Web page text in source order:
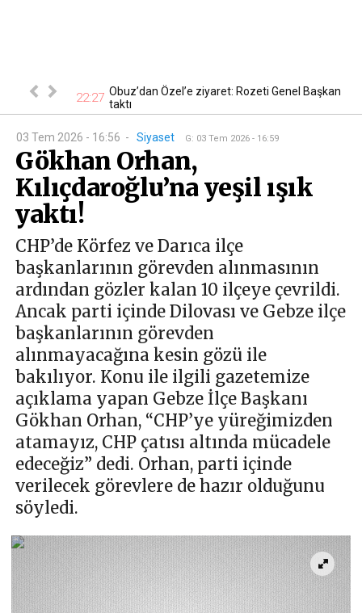
ucuzu 115 22:27 Obuz’dan Özel’e ziyaret: Rozeti Genel Başkan
taktı
03 Tem 2026 - 16:56 - Siyaset G: 03 Tem 2026 - 16:59
Gökhan Orhan,
Kılıçdaroğlu’na yeşil ışık
yaktı!
CHP’de Körfez ve Darıca ilçe
başkanlarının görevden alınmasının
ardından gözler kalan 10 ilçeye çevrildi.
Ancak parti içinde Dilovası ve Gebze ilçe
başkanlarının görevden
alınmayacağına kesin gözü ile
bakılıyor. Konu ile ilgili gazetemize
açıklama yapan Gebze İlçe Başkanı
Gökhan Orhan, “CHP’ye yüreğimizden
atamayız, CHP çatısı altında mücadele
edeceğiz” dedi. Orhan, parti içinde
verilecek görevlere de hazır olduğunu
söyledi.